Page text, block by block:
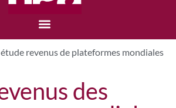
revenus de plateformes mondiales
des